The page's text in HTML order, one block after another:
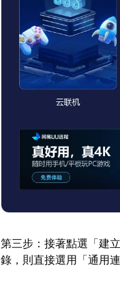
第三步：接著點選「建
錄，則直接選用「通用